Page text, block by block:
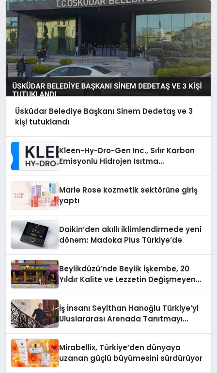
Üsküdar Belediye Başkanı Sinem Dedetaş ve 3
kişi tutuklandı
Kleen-Hy-Dro-Gen Inc., Sıfır Karbon
Emisyonlu Hidrojen Isıtma
Marie Rose kozmetik sektörüne giriş
yaptı
Daikin’den akıllı iklimlendirmede yeni
dönem: Madoka Plus Türkiye’de
Beylikdüzü’nde Beylik İşkembe, 20
Yıldır Kalite ve Lezzetin Değişmeyen
İş İnsanı Seyithan Hanoğlu Türkiye’yi
Uluslararası Arenada Tanıtmayı
Mirabellix, Türkiye’den dünyaya
uzanan güçlü büyümesini sürdürüyor